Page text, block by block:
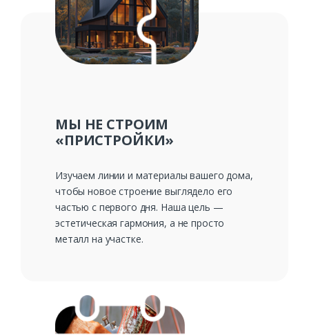
МЫ НЕ СТРОИМ
«ПРИСТРОЙКИ»
Изучаем линии и материалы вашего дома,
чтобы новое строение выглядело его
частью с первого дня. Наша цель —
эстетическая гармония, а не просто
металл на участке.